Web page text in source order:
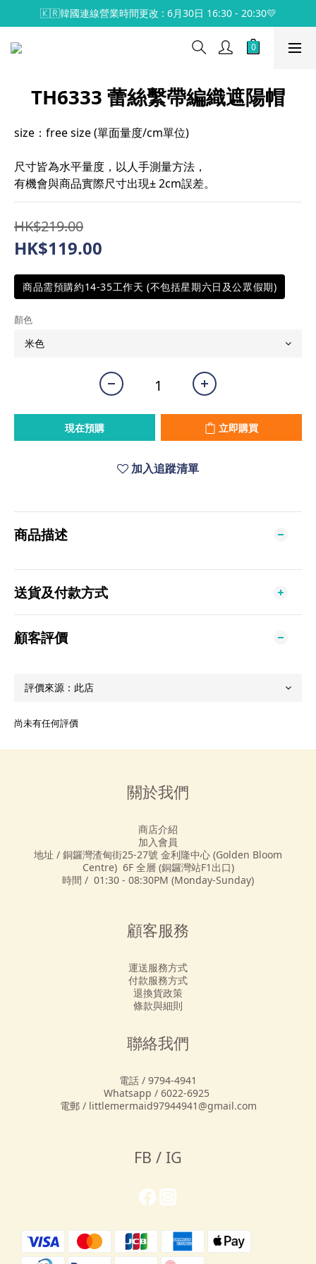
🇰🇷韓國連線營業時間更改 : 6月30日 16:30 - 20:30💛
TH6333 蕾絲繫帶編織遮陽帽
size：free size (單面量度/cm單位)
尺寸皆為水平量度，以人手測量方法，
有機會與商品實際尺寸出現± 2cm誤差。
HK$219.00
HK$119.00
商品需預購約14-35工作天 (不包括星期六日及公眾假期)
顏色
現在預購 立即購買
加入追蹤清單
商品描述
送貨及付款方式
顧客評價
尚未有任何評價
關於我們
商店介紹
加入會員
地址 / 銅鑼灣渣甸街25-27號 金利隆中心 (Golden Bloom
Centre) 6F 全層 (銅鑼灣站F1出口)
時間 / 01:30 - 08:30PM (Monday-Sunday)
顧客服務
運送服務方式
付款服務方式
退換貨政策
條款與細則
聯絡我們
電話 / 9794-4941
Whatsapp / 6022-6925
電郵 / littlemermaid97944941@gmail.com
FB / IG